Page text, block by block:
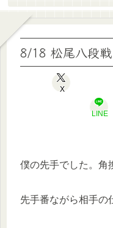
8/18 松尾八段戦
X
LINE
僕の先手でした。角
先手番ながら相手の